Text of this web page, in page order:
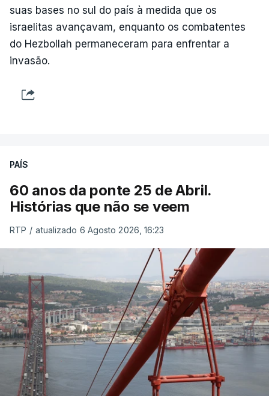
suas bases no sul do país à medida que os
israelitas avançavam, enquanto os combatentes
do Hezbollah permaneceram para enfrentar a
invasão.
PAÍS
60 anos da ponte 25 de Abril.
Histórias que não se veem
RTP / atualizado 6 Agosto 2026, 16:23